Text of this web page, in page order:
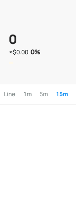
0
≈$0.00 0%
Line 1m 5m 15m